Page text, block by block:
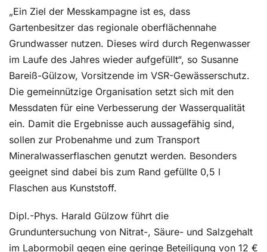
„Ein Ziel der Messkampagne ist es, dass
Gartenbesitzer das regionale oberflächennahe
Grundwasser nutzen. Dieses wird durch Regenwasser
im Laufe des Jahres wieder aufgefüllt“, so Susanne
Bareiß-Gülzow, Vorsitzende im VSR-Gewässerschutz.
Die gemeinnützige Organisation setzt sich mit den
Messdaten für eine Verbesserung der Wasserqualität
ein. Damit die Ergebnisse auch aussagefähig sind,
sollen zur Probenahme und zum Transport
Mineralwasserflaschen genutzt werden. Besonders
geeignet sind dabei bis zum Rand gefüllte 0,5 l
Flaschen aus Kunststoff.
Dipl.-Phys. Harald Gülzow führt die
Grunduntersuchung von Nitrat-, Säure- und Salzgehalt
im Labormobil gegen eine geringe Beteiligung von 12 €